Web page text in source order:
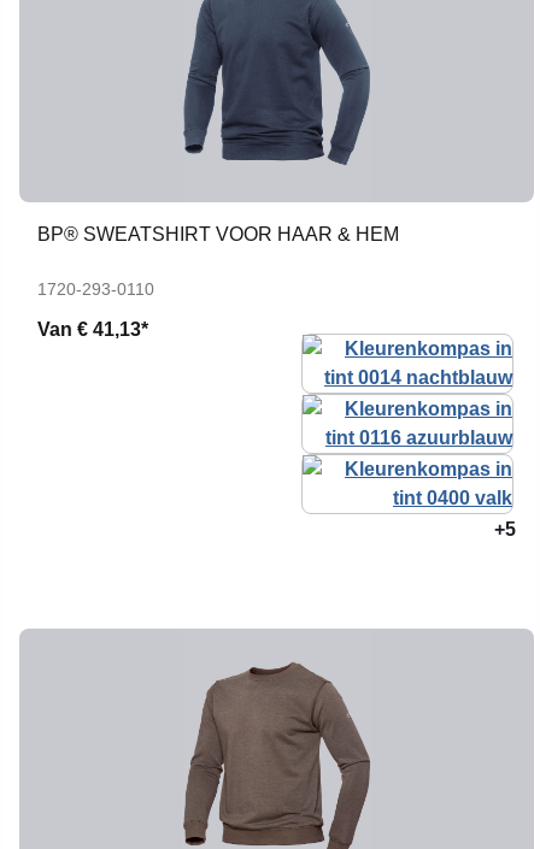
BP® SWEATSHIRT VOOR HAAR & HEM
1720-293-0110
Van € 41,13*
+5